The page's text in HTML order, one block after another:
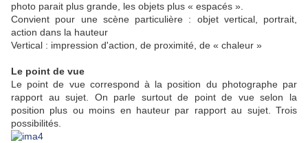
photo parait plus grande, les objets plus « espacés ».
Convient pour une scène particulière : objet vertical, portrait,
action dans la hauteur
Vertical : impression d'action, de proximité, de « chaleur »
Le point de vue
Le point de vue correspond à la position du photographe par
rapport au sujet. On parle surtout de point de vue selon la
position plus ou moins en hauteur par rapport au sujet. Trois
possibilités.